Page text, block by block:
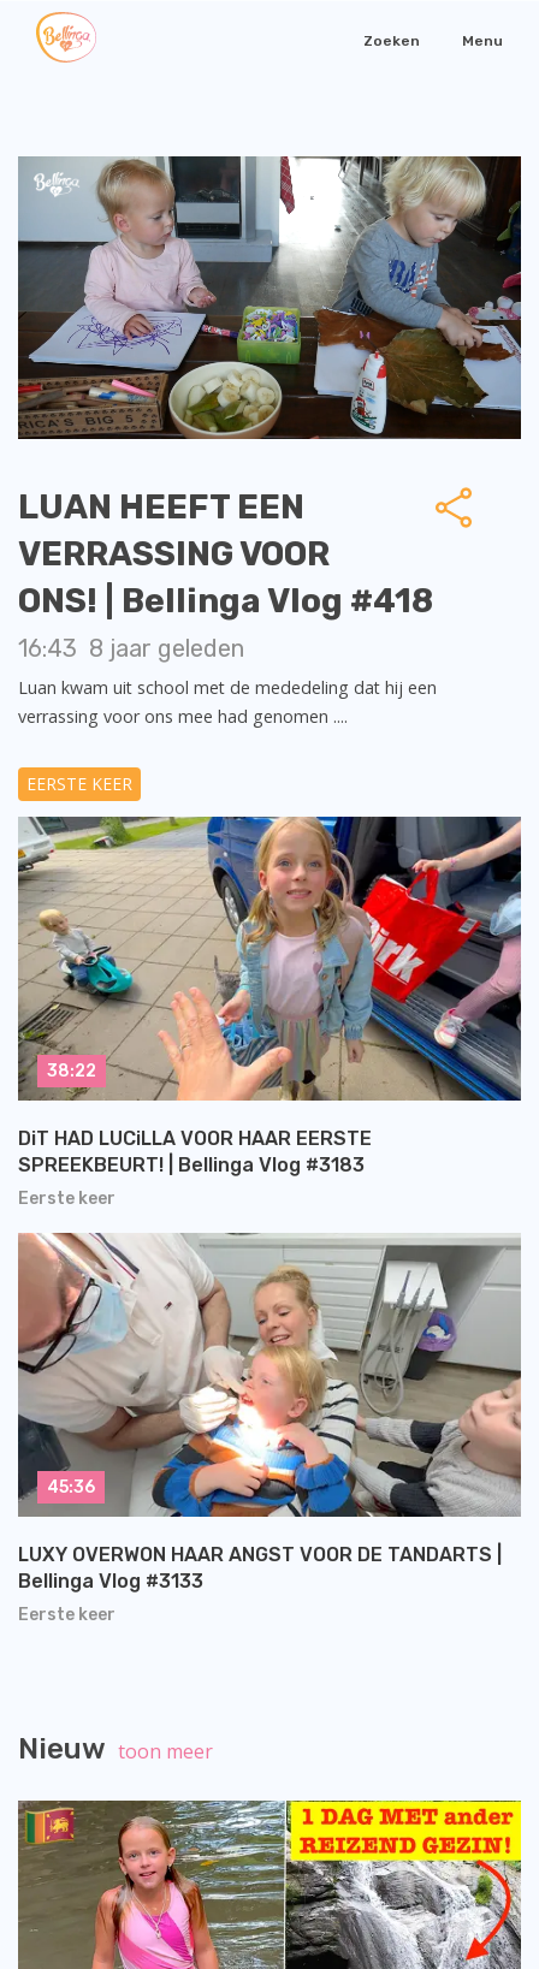
Zoeken Menu
LUAN HEEFT EEN
VERRASSING VOOR
ONS! | Bellinga Vlog #418
16:43 8 jaar geleden
Luan kwam uit school met de mededeling dat hij een
verrassing voor ons mee had genomen ....
EERSTE KEER
Eerste keer
DiT HAD LUCiLLA VOOR HAAR EERSTE
SPREEKBEURT! | Bellinga Vlog #3183
38:22
Eerste keer
LUXY OVERWON HAAR ANGST VOOR DE TANDARTS |
Bellinga Vlog #3133
45:36
Nieuw toon meer